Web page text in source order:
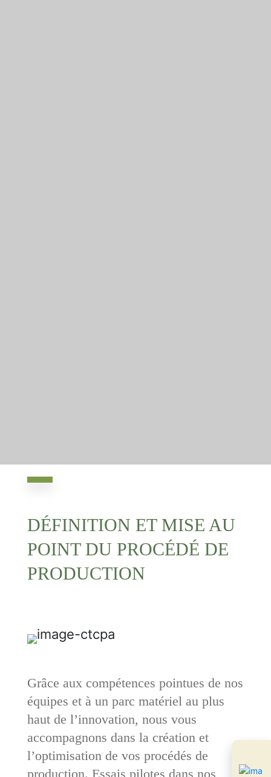
DÉFINITION ET MISE AU
POINT DU PROCÉDÉ DE
PRODUCTION
Grâce aux compétences pointues de nos
équipes et à un parc matériel au plus
haut de l’innovation, nous vous
accompagnons dans la création et
l’optimisation de vos procédés de
production. Essais pilotes dans nos